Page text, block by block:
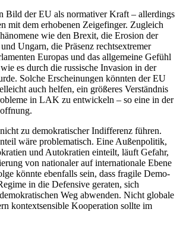
Bild der EU als normativer Kraft – allerdings
mit dem erhobenen Zeigefinger. Zugleich
wie den Brexit, die Erosion der
Ungarn, die Präsenz rechts­extremer
Europas und das allgemeine Gefühl
es durch die russische Invasion in der
Solche Erscheinungen könnten der EU
auch helfen, ein größeres Verständnis
in LAK zu entwickeln – so eine in der
zu demokra­tischer Indifferenz führen.
wäre problematisch. Eine Außen­politik,
und Autokratien einteilt, läuft Gefahr,
von nationaler auf inter­nationale Ebene
könnte ebenfalls sein, dass fragile Demo­
in die Defen­si­ve geraten, sich
Weg abwenden. Nicht glo­bale
kontext­sensib­le Kooperation sollte im